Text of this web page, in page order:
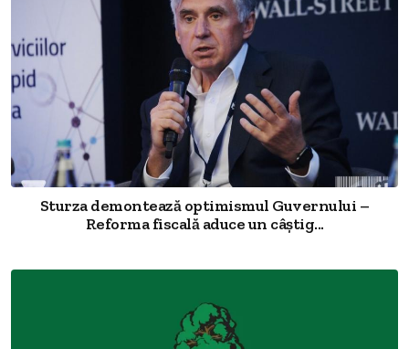
Sturza demontează optimismul Guvernului –
Reforma fiscală aduce un câștig...